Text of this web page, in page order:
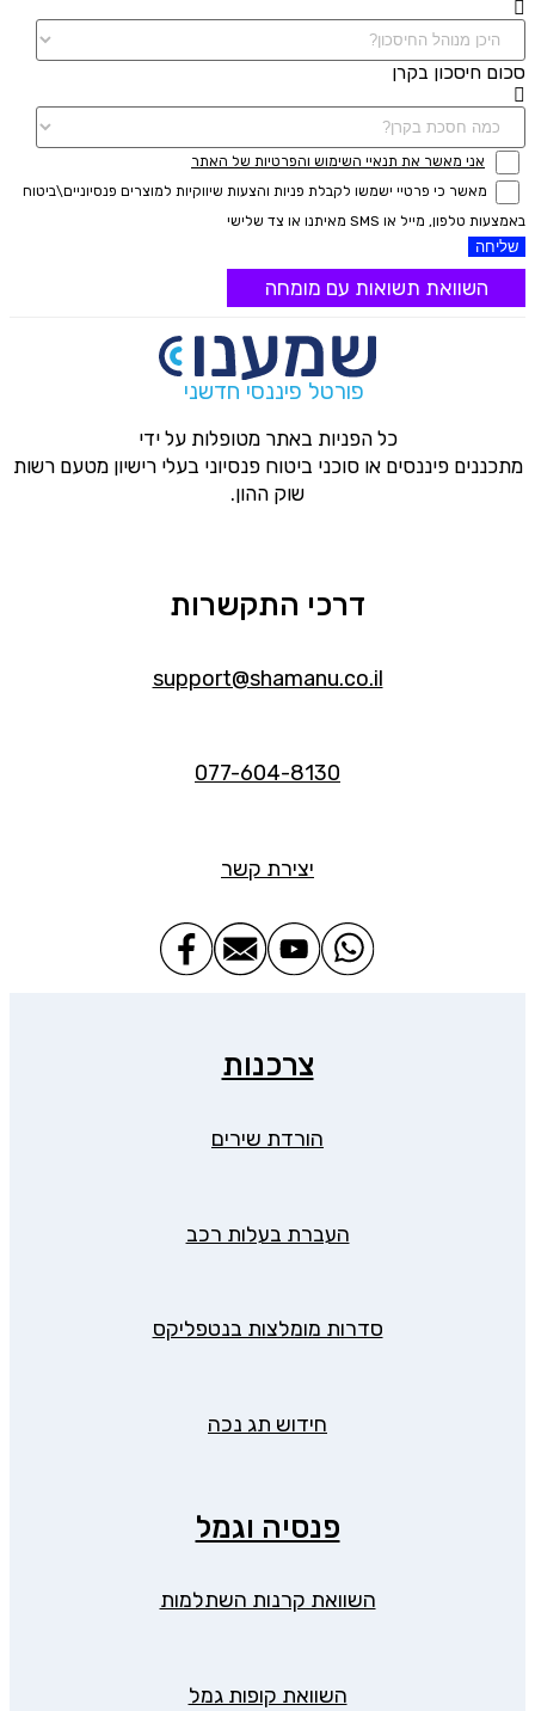
סכום חיסכון בקרן
אני מאשר את תנאיי השימוש והפרטיות של האתר
מאשר כי פרטיי ישמשו לקבלת פניות והצעות שיווקיות למוצרים פנסיוניים\ביטוח
באמצעות טלפון, מייל או SMS מאיתנו או צד שלישי
שליחה
השוואת תשואות עם מומחה
פורטל פיננסי חדשני
כל הפניות באתר מטופלות על ידי
מתכננים פיננסים או סוכני ביטוח פנסיוני בעלי רישיון מטעם רשות
שוק ההון.
דרכי התקשרות
support@shamanu.co.il
077-604-8130
יצירת קשר
צרכנות
הורדת שירים
העברת בעלות רכב
סדרות מומלצות בנטפליקס
חידוש תג נכה
פנסיה וגמל
השוואת קרנות השתלמות
השוואת קופות גמל